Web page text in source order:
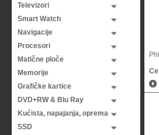
Televizori
Smart Watch
Navigacije
Procesori
Matične ploče
Memorije
Grafičke kartice
DVD+RW & Blu Ray
Kućista, napajanja, oprema
SSD